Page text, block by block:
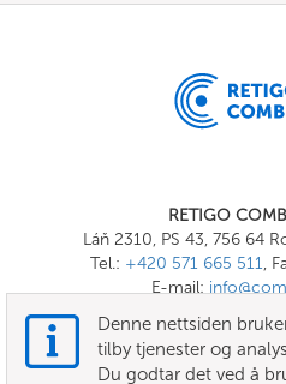
RETIGO
Láň 2310, PS 43, 756 64
Tel.: +420 571 665 511,
E-mail:
Denne nettsiden
tilby tjenester og
Du godtar det ved å